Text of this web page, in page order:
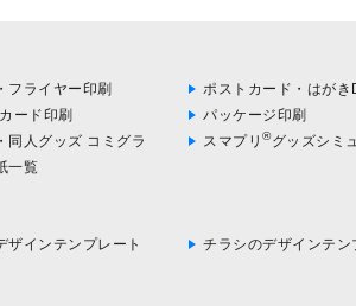
フライヤー印刷 ポストカード・はがき
ード印刷 パッケージ印刷
同人グッズ コミグラ スマプリ ®グッズシミ
一覧
ザインテンプレート チラシのデザインテン